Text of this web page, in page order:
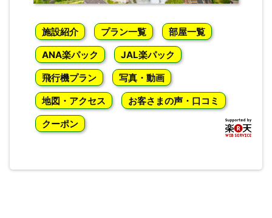
施設紹介 プラン一覧
部屋一覧
ANA楽パック
JAL楽パック
飛行機プラン
写真・動画
地図・アクセス
お客さまの声・口コミ
クーポン